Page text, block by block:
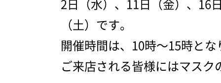
2日（水）、11日（金）、16
（土）です。
開催時間は、10時～15時と
ご来店される皆様にはマス